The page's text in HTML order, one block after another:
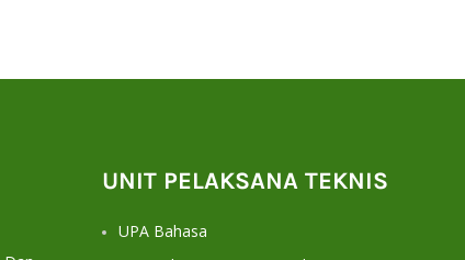
UNIT PELAKSANA TEKNIS
UPA Bahasa